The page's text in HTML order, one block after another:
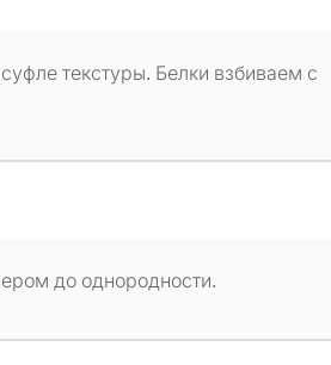
текстуры. Белки взбиваем с
до однородности.